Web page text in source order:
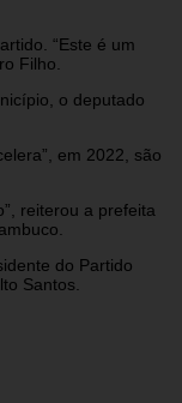
“Este é um
Filho.
o deputado
em 2022, são
reiterou a prefeita
do Partido
Santos.